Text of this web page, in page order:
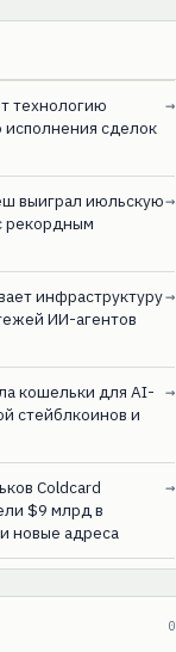
технологию
исполнения сделок
→
выиграл июльскую
рекордным
→
инфраструктуру
ИИ-агентов
→
кошельки для AI-
стейблкоинов и
→
Coldcard
$9 млрд в
новые адреса
→
0